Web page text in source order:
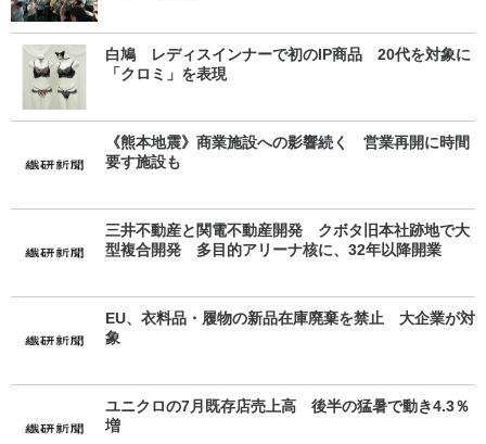
白鳩 レディスインナーで初のIP商品 20代を対象に
「クロミ」を表現
《熊本地震》商業施設への影響続く 営業再開に時間
要す施設も
三井不動産と関電不動産開発 クボタ旧本社跡地で大
型複合開発 多目的アリーナ核に、32年以降開業
EU、衣料品・履物の新品在庫廃棄を禁止 大企業が対
象
ユニクロの7月既存店売上高 後半の猛暑で動き4.3％
増